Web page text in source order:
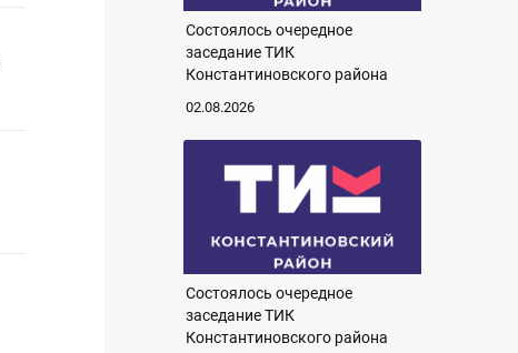
Состоялось очередное
заседание ТИК
Константиновского района
02.08.2026
Состоялось очередное
заседание ТИК
Константиновского района